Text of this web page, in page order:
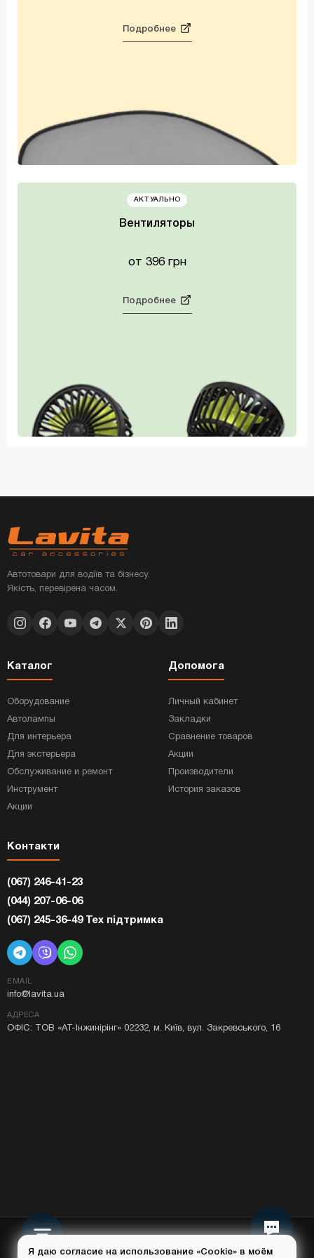
Подробнее
АКТУАЛЬНО
Вентиляторы
от 396 грн
Подробнее
Автотовари для водіїв та бізнесу.
Якість, перевірена часом.
Каталог
Оборудование
Автолампы
Для интерьера
Для экстерьера
Обслуживание и ремонт
Инструмент
Акции
Допомога
Личный кабинет
Закладки
Сравнение товаров
Акции
Производители
История заказов
Контакти
(067) 246-41-23
(044) 207-06-06
(067) 245-36-49 Тех підтримка
EMAIL
info@lavita.ua
АДРЕСА
ОФІС: ТОВ «АТ-Інжинірінг» 02232, м. Київ, вул. Закревського, 16
Я даю согласие на использование «Cookie» в моём
браузере.